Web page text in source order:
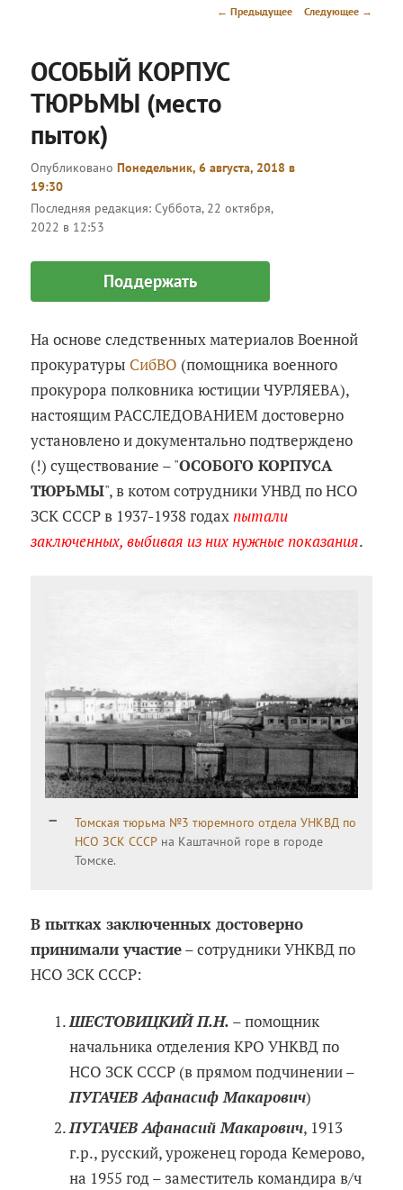
Навигация
← Предыдущее Следующее →
ОСОБЫЙ КОРПУС
ТЮРЬМЫ (место
пыток)
ОпубликованоПонедельник, 6 августа, 2018 в
19:30
Последняя редакция: Суббота, 22 октября,
2022 в 12:53
Поддержать
На основе следственных материалов Военной
прокуратуры СибВО (помощника военного
прокурора полковника юстиции ЧУРЛЯЕВА),
настоящим РАССЛЕДОВАНИЕМ достоверно
установлено и документально подтверждено
(!) существование – "ОСОБОГО КОРПУСА
ТЮРЬМЫ", в котом сотрудники УНВД по НСО
ЗСК СССР в 1937-1938 годахпытали
заключенных, выбивая из них нужные показания.
Томская тюрьма №3 тюремного отдела УНКВД по
НСО ЗСК СССР на Каштачной горе в городе
Томске.
В пытках заключенных достоверно
принимали участие– сотрудники УНКВД по
НСО ЗСК СССР:
ШЕСТОВИЦКИЙ П.Н. – помощник
начальника отделения КРО УНКВД по
НСО ЗСК СССР (в прямом подчинении –
ПУГАЧЕВ Афанасиф Макарович)
ПУГАЧЕВ Афанасий Макарович, 1913
г.р., русский, уроженец города Кемерово,
на 1955 год – заместитель командира в/ч